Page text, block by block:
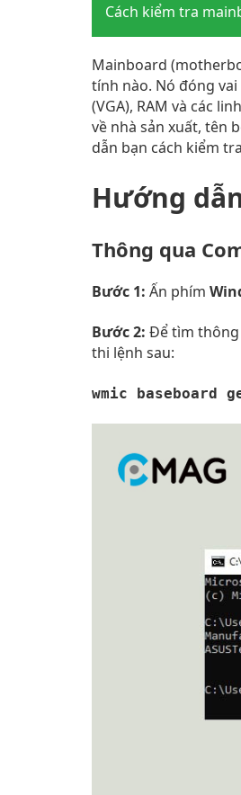
Cách kiểm tra
Mainboard
tính nào. Nó đóng
(VGA), RAM và các
về nhà sản xuất, tên
dẫn bạn cách kiểm
Hướng
Thông qua
Bước 1: Ấn phím
Bước 2: Để tìm thông
thi lệnh sau:
wmic baseboard